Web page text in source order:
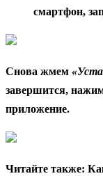
смартфон,
Снова жмем
завершится,
приложение.
Читайте также: